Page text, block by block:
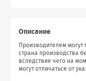
Описание
Производителем
страна производства
вследствие чего на
могут отличаться от